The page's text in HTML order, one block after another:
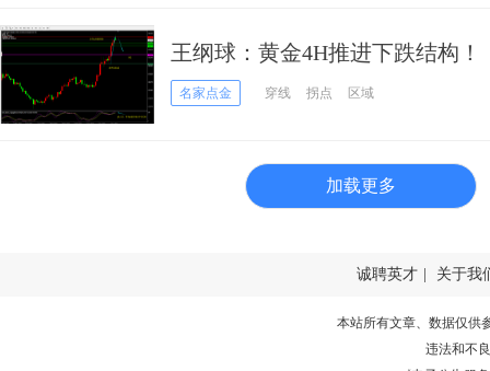
王纲球：黄金4H推进下跌结构！
名家点金 穿线 拐点 区域
加载更多
诚聘英才 关于我
本站所有文章、数据仅供
违法和不